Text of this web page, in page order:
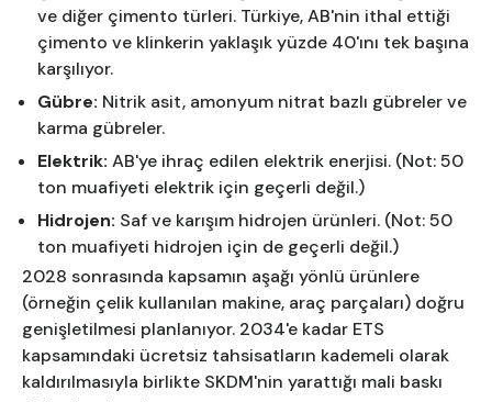
ve diğer çimento türleri. Türkiye, AB'nin ithal ettiği
çimento ve klinkerin yaklaşık yüzde 40'ını tek başına
karşılıyor.
Gübre: Nitrik asit, amonyum nitrat bazlı gübreler ve
karma gübreler.
Elektrik: AB'ye ihraç edilen elektrik enerjisi. (Not: 50
ton muafiyeti elektrik için geçerli değil.)
Hidrojen: Saf ve karışım hidrojen ürünleri. (Not: 50
ton muafiyeti hidrojen için de geçerli değil.)
2028 sonrasında kapsamın aşağı yönlü ürünlere
(örneğin çelik kullanılan makine, araç parçaları) doğru
genişletilmesi planlanıyor. 2034'e kadar ETS
kapsamındaki ücretsiz tahsisatların kademeli olarak
kaldırılmasıyla birlikte SKDM'nin yarattığı mali baskı